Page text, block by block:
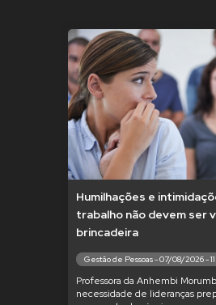
Humilhações e
trabalho não devem ser
brincadeira
Gestão de Pessoas - 07/08/2026 -
Professora da Anhembi
necessidade de lideranças